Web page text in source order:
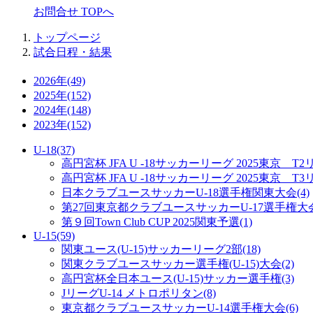
お問合せ TOPへ
トップページ
試合日程・結果
2026年(49)
2025年(152)
2024年(148)
2023年(152)
U-18(37)
高円宮杯 JFA U -18サッカーリーグ 2025東京 T2
高円宮杯 JFA U -18サッカーリーグ 2025東京 T3
日本クラブユースサッカーU-18選手権関東大会(4)
第27回東京都クラブユースサッカーU-17選手権大
第９回Town Club CUP 2025関東予選(1)
U-15(59)
関東ユース(U-15)サッカーリーグ2部(18)
関東クラブユースサッカー選手権(U-15)大会(2)
高円宮杯全日本ユース(U-15)サッカー選手権(3)
JリーグU-14 メトロポリタン(8)
東京都クラブユースサッカーU-14選手権大会(6)